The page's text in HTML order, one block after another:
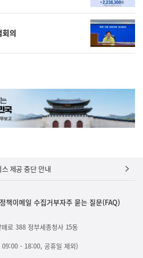
회의
제공 중단 안내
책이메일 수집거부자주 묻는 질문(FAQ)
로 388 정부세종청사 15동
- 18:00, 공휴일 제외)